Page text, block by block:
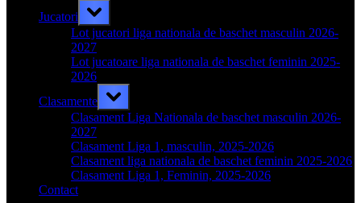
Jucatori
Toggle
sub-
menu
Lot jucatori liga nationala de baschet masculin 2026-
2027
Lot jucatoare liga nationala de baschet feminin 2025-
2026
Clasamente
Toggle
sub-
menu
Clasament Liga Nationala de baschet masculin 2026-
2027
Clasament Liga 1, masculin, 2025-2026
Clasament liga nationala de baschet feminin 2025-2026
Clasament Liga 1, Feminin, 2025-2026
Contact